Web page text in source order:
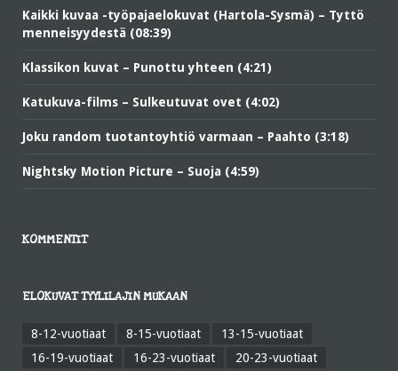
Kaikki kuvaa -työpajaelokuvat (Hartola-Sysmä) – Tyttö
menneisyydestä (08:39)
Klassikon kuvat – Punottu yhteen (4:21)
Katukuva-films – Sulkeutuvat ovet (4:02)
Joku random tuotantoyhtiö varmaan – Paahto (3:18)
Nightsky Motion Picture – Suoja (4:59)
KOMMENTIT
ELOKUVAT TYYLILAJIN MUKAAN
8-12-vuotiaat 8-15-vuotiaat
13-15-vuotiaat
16-19-vuotiaat
16-23-vuotiaat
20-23-vuotiaat